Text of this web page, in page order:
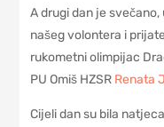
A drugi dan je
našeg volontera i
rukometni olimpijac
PU Omiš HZSR Renata
Cijeli dan su bila